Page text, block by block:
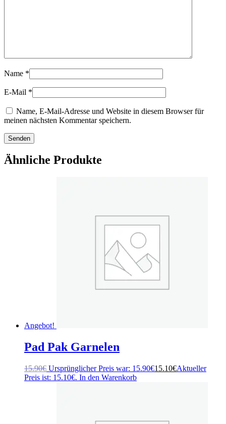
Name *
E-Mail *
Name, E-Mail-Adresse und Website in diesem Browser für
meinen nächsten Kommentar speichern.
Ähnliche Produkte
Angebot!
Pad Pak Garnelen
15.90€ Ursprünglicher Preis war: 15.90€15.10€Aktueller
Preis ist: 15.10€. In den Warenkorb